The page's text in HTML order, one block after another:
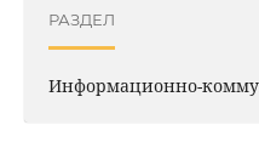
РАЗДЕЛ
Информационно-